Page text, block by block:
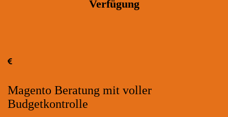
Verfügung
Magento Beratung mit voller
Budgetkontrolle